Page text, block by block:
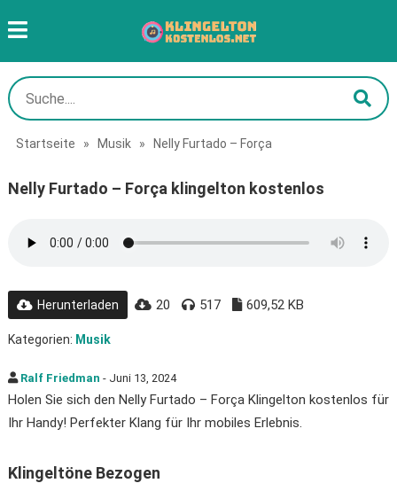
Startseite » Musik » Nelly Furtado – Força
Nelly Furtado – Força klingelton kostenlos
Herunterladen 20 517 609,52 KB
Kategorien: Musik
Ralf Friedman - Juni 13, 2024
Holen Sie sich den Nelly Furtado – Força Klingelton kostenlos für
Ihr Handy! Perfekter Klang für Ihr mobiles Erlebnis.
Klingeltöne Bezogen